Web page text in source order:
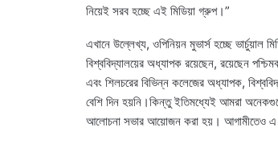
নিয়েই সরব হচ্ছে এই মিডিয়া গ্রুপ।”
এখানে উল্লেখ্য, ওপিনিয়ন মুভার্স হচ্ছে
বিশ্ববিদ্যালয়ের অধ্যাপক রয়েছেন, রয়েছেন
এবং শিলচরের বিভিন্ন কলেজের অধ্যাপক,
বেশি দিন হয়নি।কিন্তু ইতিমধ্যেই আমরা
আলোচনা সভার আয়োজন করা হয়। আগামীতেও এ